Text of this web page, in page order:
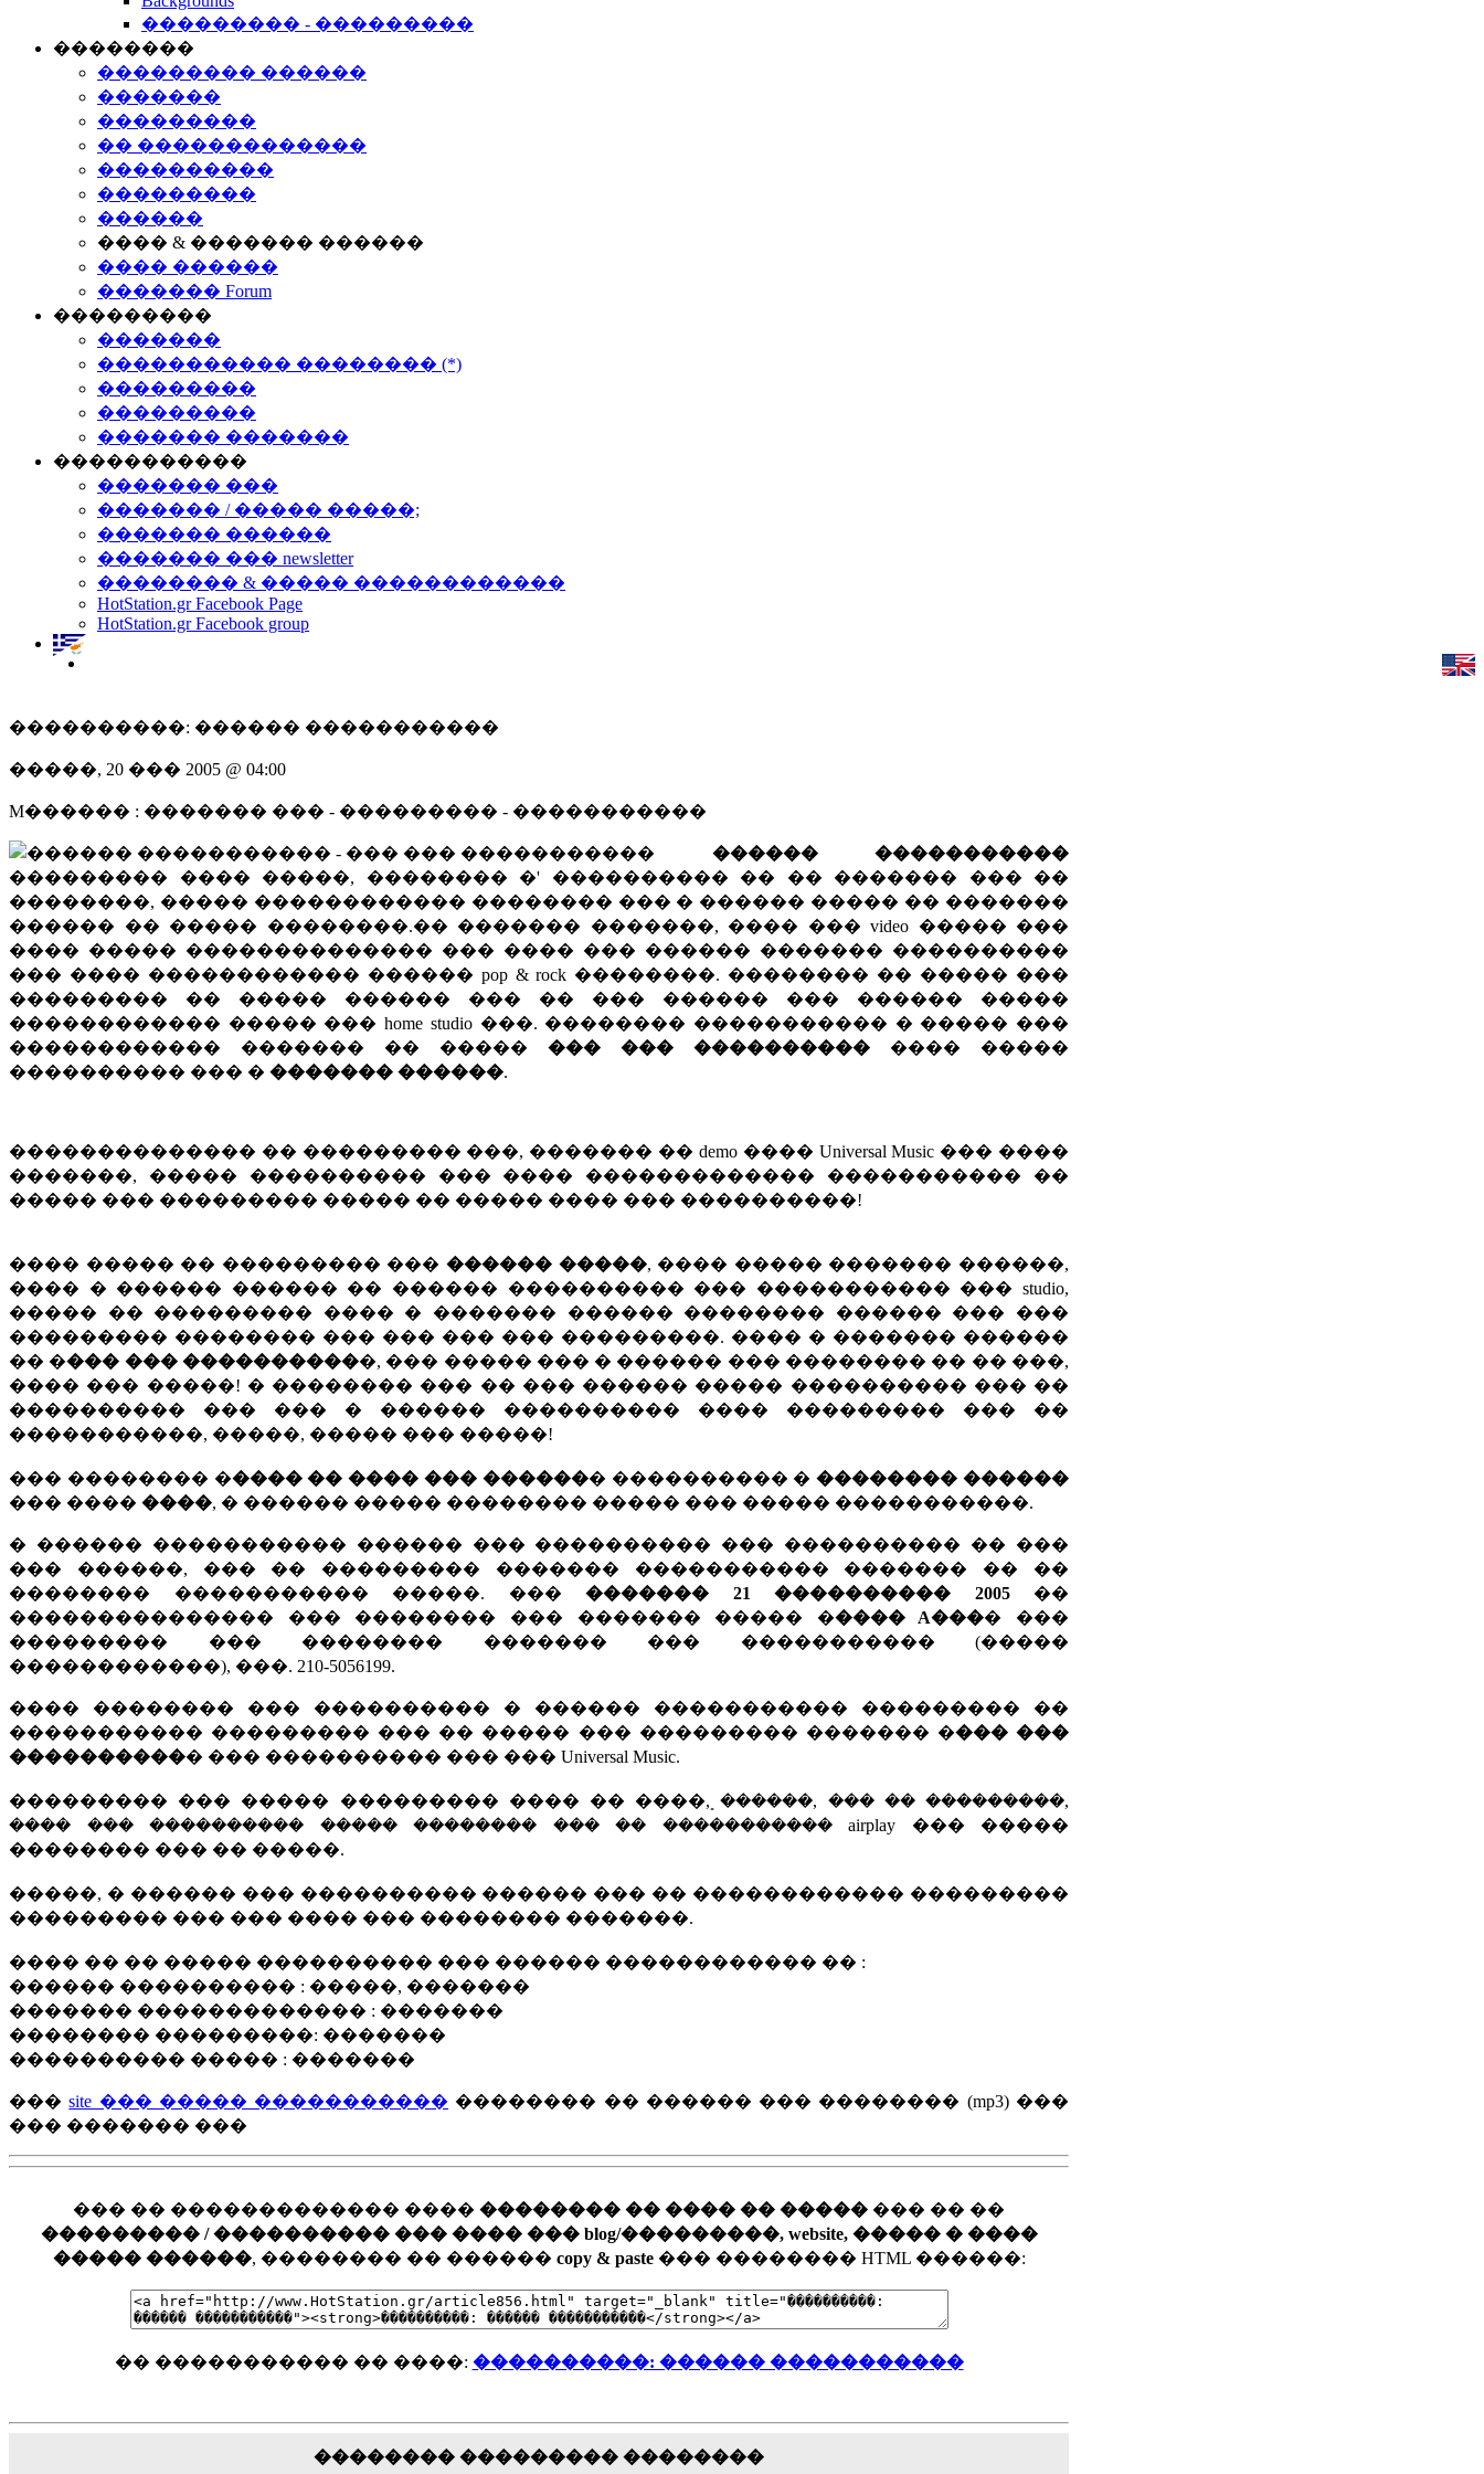
��������� - ���������
��������
��������� ������
�������
���������
�� �������������
����������
���������
������
���� & ������� ������
���� ������
������� Forum
���������
�������
����������� �������� (*)
���������
���������
������� �������
�����������
������� ���
������� / ����� �����;
������� ������
������� ��� newsletter
�������� & ����� ������������
HotStation.gr Facebook Page
HotStation.gr Facebook group
����������: ������ �����������
�����, 20 ��� 2005 @ 04:00
M������ : ������� ��� - ��������� - �����������
� ������ �����������
��������� ���� �����, �������� �' ���������� �� �� ������� ��� ��
��������, ����� ������������ �������� ��� � ������ ����� �� �������
������ �� ����� ��������.�� ������� �������, ���� ��� video ����� ���
���� ����� �������������� ��� ���� ��� ������ ������� ����������
��� ���� ������������ ������ pop & rock ��������. �������� �� ����� ���
��������� �� ����� ������ ��� �� ��� ������ ��� ������ �����
������������ ����� ��� home studio ���. �������� ����������� � ����� ���
������������ ������� �� ����� ��� ��� ���������� ���� �����
���������� ��� � ������� ������.
�������������� �� ��������� ���, ������� �� demo ���� Universal Music ��� ����
�������, ����� ���������� ��� ���� ������������� ����������� ��
����� ��� ��������� ����� �� ����� ���� ��� ����������!
���� ����� �� ��������� ��� ������ �����, ���� ����� ������� ������,
���� � ������ ������ �� ������ ���������� ��� ����������� ��� studio,
����� �� ��������� ���� � ������� ������ �������� ������ ��� ���
��������� �������� ��� ��� ��� ��� ���������. ���� � ������� ������
�� ���� ��� �����������, ��� ����� ��� � ������ ��� �������� �� �� ���,
���� ��� �����! � �������� ��� �� ��� ������ ����� ���������� ��� ��
���������� ��� ��� � ������ ���������� ���� ��������� ��� ��
�����������, �����, ����� ��� �����!
��� �������� ����� �� ���� ��� ������� ���������� ��������� ������
��� ���� ����, � ������ ����� �������� ����� ��� ����� �����������.
� ������ ����������� ������ ��� ���������� ��� ���������� �� ���
��� ������, ��� �� ��������� ������� ����������� ������� �� ��
�������� ����������� �����. ��� ������� 21 ���������� 2005��
��������������� ��� �������� ��� ������� ����� ����� A���� ���
��������� ��� �������� ������� ��� ����������� (�����
������������), ���. 210-5056199.
���� �������� ��� ���������� � ������ ����������� ��������� ��
����������� ��������� ��� �� ����� ��� ��������� ������� ���� ���
����������� ��� ���������� ��� ��� Universal Music.
��������� ��� ����� ��������� ���� �� ����ܻ, ������, ��� �� ���������,
���� ��� ���������� ����� �������� ��� �� ����������� airplay ��� �����
�������� ��� �� �����.
�����, � ������ ��� ���������� ������ ��� �� ������������ ���������
��������� ��� ��� ���� ��� �������� �������.
���� �� �� ����� ���������� ��� ������ ������������ �� :
������ ���������� : �����, �������
������� ������������� : �������
�������� ���������: �������
���������� ����� : �������
���site ��� ����� ����������� �������� �� ������ ��� �������� (mp3) ���
��� ������� ���
��� �� ������������� ���� �������� �� ���� �� ����� ��� �� ��
��������� / ���������� ��� ���� ��� blog/���������, website, ����� � ����
����� ������, �������� �� ������ copy & paste��� �������� HTML ������:
�� ����������� �� ����: ����������: ������ �����������
�������� ��������� ��������